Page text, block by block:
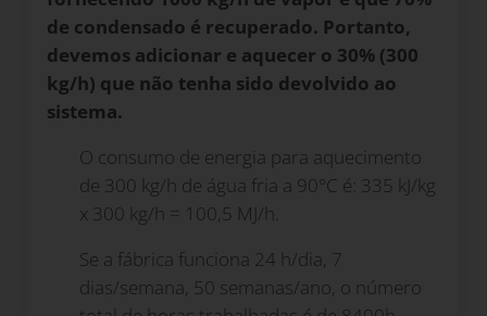
de condensado é recuperado. Portanto,
devemos adicionar e aquecer o 30% (300
kg/h) que não tenha sido devolvido ao
sistema.
O consumo de energia para aquecimento
de 300 kg/h de água fria a 90°C é: 335 kJ/kg
x 300 kg/h = 100,5 MJ/h.
Se a fábrica funciona 24 h/dia, 7
dias/semana, 50 semanas/ano, o número